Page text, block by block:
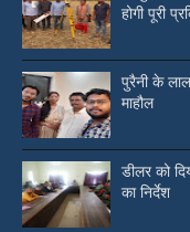
होगी पूरी
पुरैनी के
माहौल
डीलर को
का निर्देश